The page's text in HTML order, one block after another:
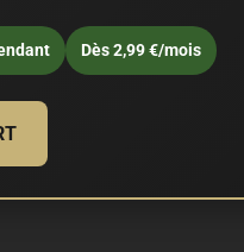
Dès 2,99 €/mois